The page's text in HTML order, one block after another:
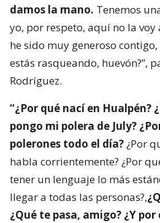
damos la mano. Tenemos
yo, por respeto, aquí no la voy
he sido muy generoso contigo,
estás rasqueando, huevón?”,
Rodríguez.
“¿Por qué nací en Hualpén?
pongo mi polera de July?
polerones todo el día?¿Por
habla corrientemente? ¿Por
tener un lenguaje lo más
llegar a todas las personas?,
¿Qué te pasa, amigo? ¿Y